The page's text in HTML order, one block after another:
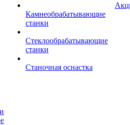
Камнеобрабатывающие
станки
Стеклообрабатывающие
станки
Станочная оснастка